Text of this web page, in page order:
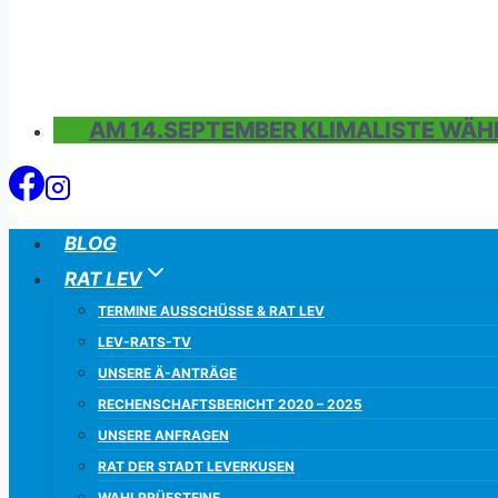
AM 14.SEPTEMBER KLIMALISTE
BLOG
RAT LEV
TERMINE AUSSCHÜSSE & RAT LEV
LEV-RATS-TV
UNSERE Ä-ANTRÄGE
RECHENSCHAFTSBERICHT 2020 – 2025
UNSERE ANFRAGEN
RAT DER STADT LEVERKUSEN